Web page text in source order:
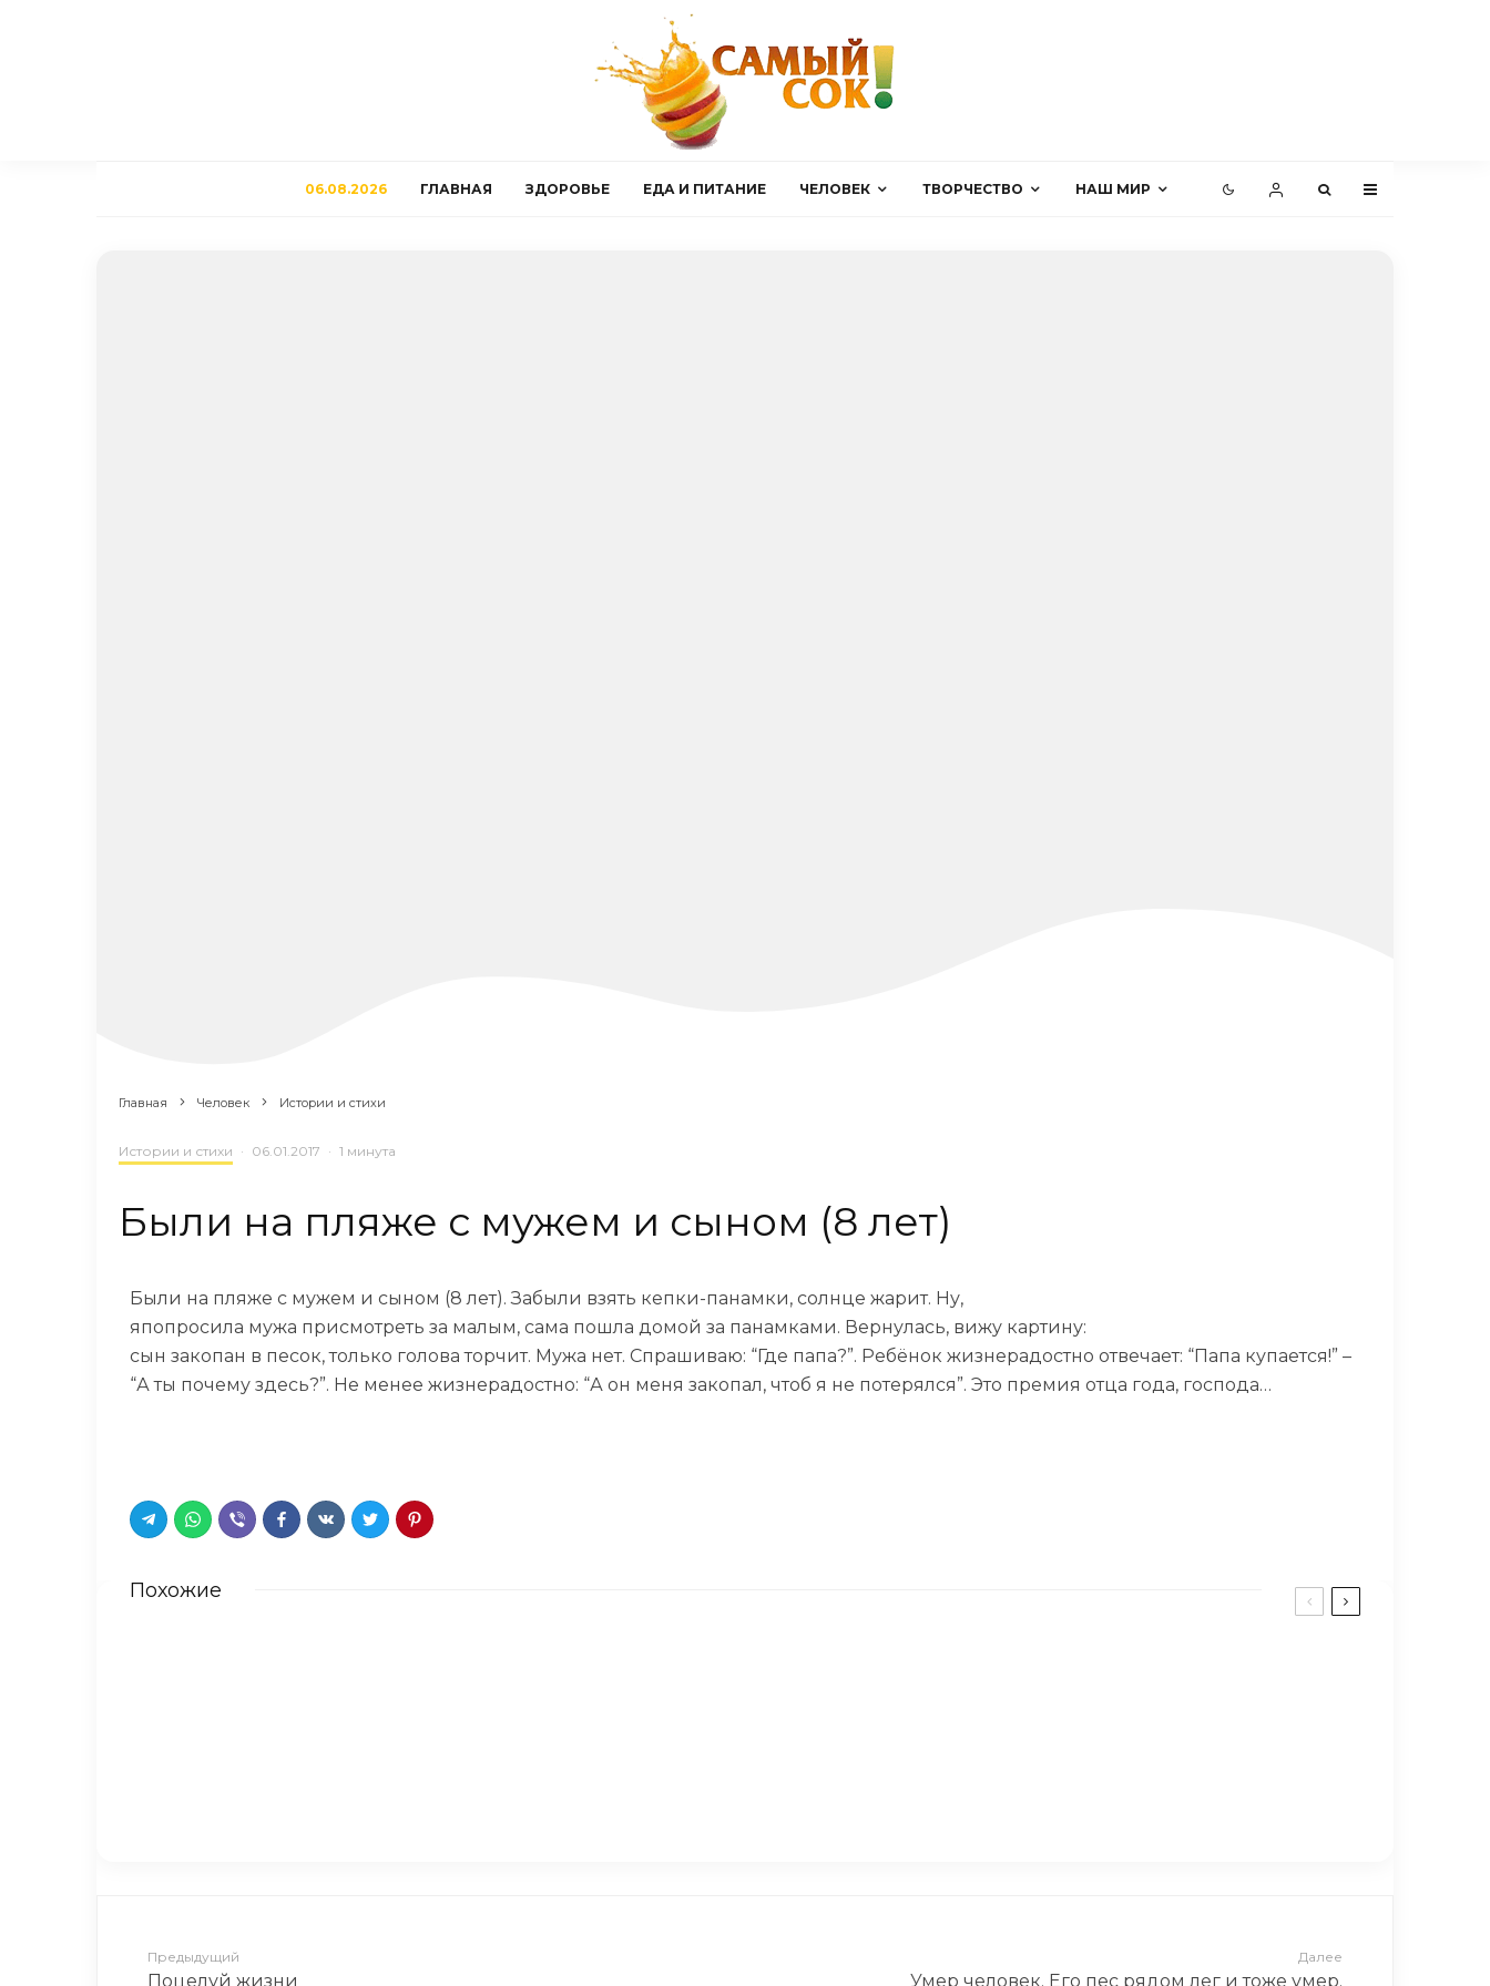
06.08.2026 ГЛАВНАЯ ЗДОРОВЬЕ ЕДА И ПИТАНИЕ ЧЕЛОВЕК ТВОРЧЕСТВО НАШ МИР
Главная Человек Истории и стихи
Истории и стихи · 06.01.2017 · 1 минута
Были на пляже с мужем и сыном (8 лет)
Были на пляже с мужем и сыном (8 лет). Забыли взять кепки-панамки, солнце жарит. Ну,
япопросила мужа присмотреть за малым, сама пошла домой за панамками. Вернулась, вижу картину:
сын закопан в песок, только голова торчит. Мужа нет. Спрашиваю: “Где папа?”. Ребёнок жизнерадостно отвечает: “Папа купается!” –
“А ты почему здесь?”. Не менее жизнерадостно: “А он меня закопал, чтоб я не потерялся”. Это премия отца года, господа…
Похожие
Предыдущий
Поцелуй жизни
Далее
Умер человек. Его пес рядом лег и тоже умер.